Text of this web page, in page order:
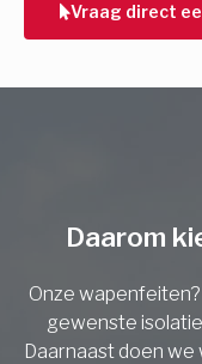
Vraag direct
Vorige
Daarom
Onze
gewenste
Daarnaast doen we